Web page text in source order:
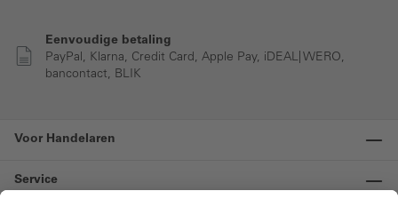
Eenvoudige betaling
PayPal, Klarna, Credit Card, Apple Pay, iDEAL| WERO,
bancontact, BLIK
Voor Handelaren
Service